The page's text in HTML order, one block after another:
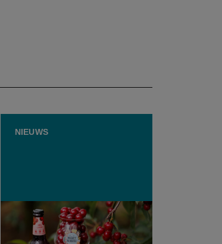
NIEUWS
Belgische bierbrouwer houdt
vast aan Belgische krieken